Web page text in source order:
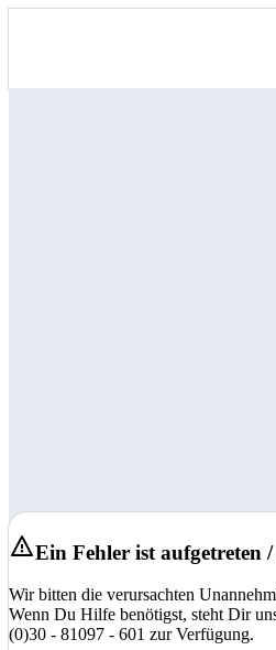
Ein Fehler ist aufgetreten
Wir bitten die verursachten
Wenn Du Hilfe benötigst, steht Dir
(0)30 - 81097 - 601 zur Verfügung.